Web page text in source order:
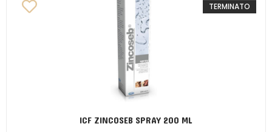
TERMINATO
ICF ZINCOSEB SPRAY 200 ML